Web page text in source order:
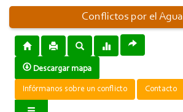
Conflictos por el Agua
Descargar mapa
Infórmanos sobre un conflicto Contacto